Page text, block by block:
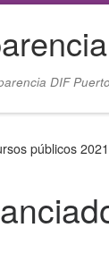
DIF
públicos 2021